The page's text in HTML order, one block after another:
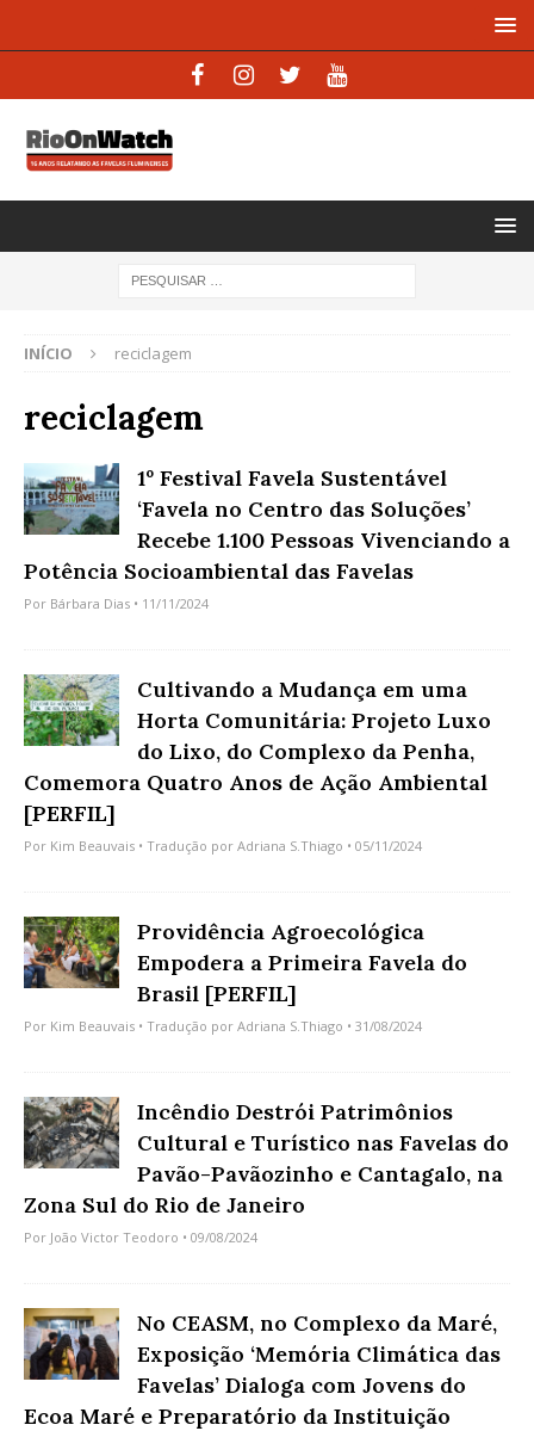
INÍCIO reciclagem
reciclagem
1º Festival Favela Sustentável
‘Favela no Centro das Soluções’
Recebe 1.100 Pessoas Vivenciando a
Potência Socioambiental das Favelas
Por Bárbara Dias • 11/11/2024
Cultivando a Mudança em uma
Horta Comunitária: Projeto Luxo
do Lixo, do Complexo da Penha,
Comemora Quatro Anos de Ação Ambiental
[PERFIL]
Por Kim Beauvais • Tradução por Adriana S.Thiago • 05/11/2024
Providência Agroecológica
Empodera a Primeira Favela do
Brasil [PERFIL]
Por Kim Beauvais • Tradução por Adriana S.Thiago • 31/08/2024
Incêndio Destrói Patrimônios
Cultural e Turístico nas Favelas do
Pavão-Pavãozinho e Cantagalo, na
Zona Sul do Rio de Janeiro
Por João Victor Teodoro • 09/08/2024
No CEASM, no Complexo da Maré,
Exposição ‘Memória Climática das
Favelas’ Dialoga com Jovens do
Ecoa Maré e Preparatório da Instituição